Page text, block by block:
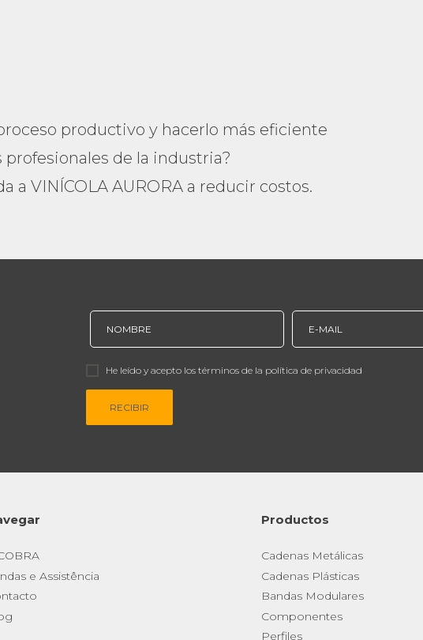
productivo y hacerlo más eficiente
de la industria?
a VINÍCOLA AURORA a reducir costos.
He leído y acepto los términos de la política de privacidad
RECIBIR
e Assistência
Productos
Cadenas Metálicas
Cadenas Plásticas
Bandas Modulares
Componentes
Perfiles